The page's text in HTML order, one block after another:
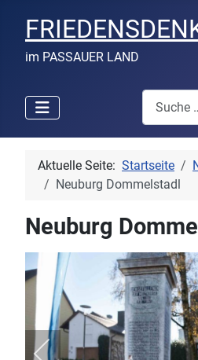
im PASSAUER LAND
Suchen
Aktuelle Seite: Startseite
Neuburg Dommelstadl
Neuburg